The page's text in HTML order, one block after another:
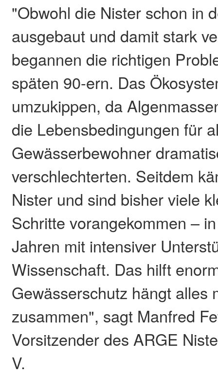
"Obwohl die Nister schon in
ausgebaut und damit stark
begannen die richtigen
späten 90-ern. Das
umzukippen, da
die Lebensbedingungen für
Gewässerbewohner
verschlechterten. Seitdem
Nister und sind bisher viele
Schritte vorangekommen –
Jahren mit intensiver
Wissenschaft. Das hilft
Gewässerschutz hängt alles
zusammen", sagt Manfred
Vorsitzender des ARGE
V.